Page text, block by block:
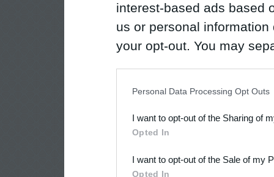
interest-based ads based
us or personal
your opt-out. You may
Downstream Participants
third parties.
Personal Data Processing Opt Outs
I want to opt-out of the Sharing of
Opted In
I want to opt-out of the Sale of my
Opted In